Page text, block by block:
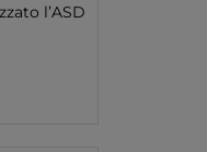
l’ASD